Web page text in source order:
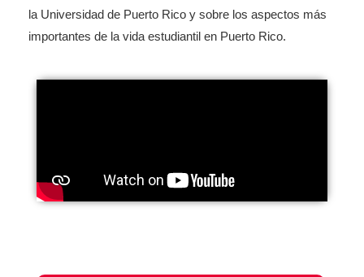
la Universidad de Puerto Rico y sobre los aspectos más
importantes de la vida estudiantil en Puerto Rico.